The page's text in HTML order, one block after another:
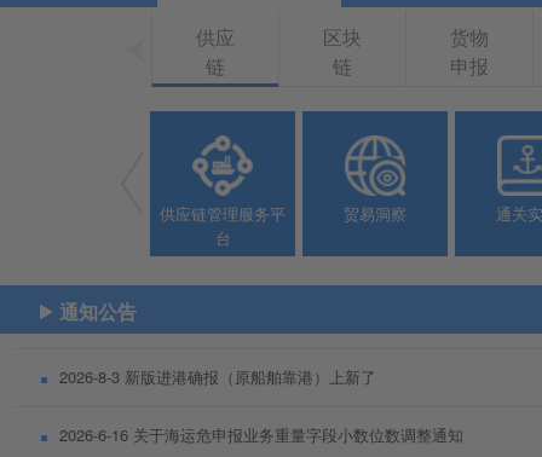
供应
链
区块
链
货物
申报
支付
结算
区域
合作
资质
进博
专区
应用
市场
供应链管理服务平
台
贸易洞察 通关
通知公告
2026-8-3 新版进港确报（原船舶靠港）上新了
2026-6-16 关于海运危申报业务重量字段小数位数调整通知